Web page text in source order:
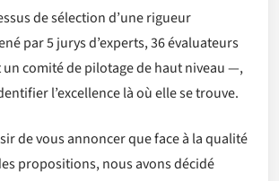
de sélection d’une rigueur
par 5 jurys d’experts, 36 évaluateurs
comité de pilotage de haut niveau —,
l’excellence là où elle se trouve.
de vous annoncer que face à la qualité
propositions, nous avons décidé